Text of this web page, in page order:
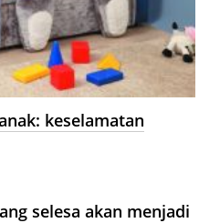
keselamatan
selesa akan menjadi